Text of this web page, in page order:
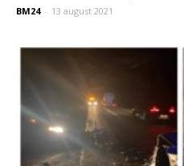
BM24 - 13 august 2021